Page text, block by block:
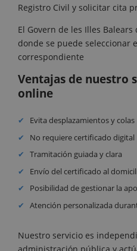
Registro Civil y solicitar cita
El Govern de les Illes
donde se puede seleccionar
correspondiente
Ventajas de nuestro
online
Evita desplazamientos y colas
No requiere certificado digital
Tramitación guiada y clara
Envío del certificado al
Posibilidad de gestionar la
Atención personalizada
Nuestro servicio es